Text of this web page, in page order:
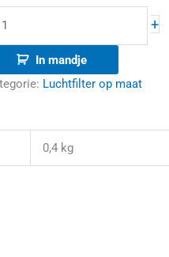
+
In mandje
Luchtfilter op maat
0,4 kg